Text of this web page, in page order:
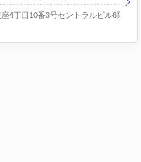
4丁目10番3号セントラルビル6階